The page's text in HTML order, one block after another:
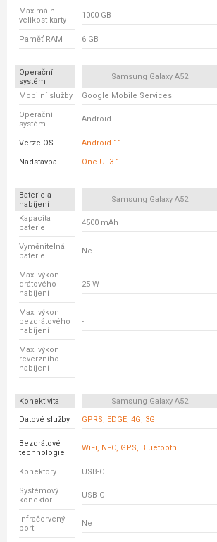
Maximální
velikost karty
1000 GB
Paměť RAM 6 GB
Operační
systém
Samsung Galaxy A52
Mobilní služby Google Mobile Services
Operační
systém
Android
Verze OS Android 11
Nadstavba One UI 3.1
Baterie a
nabíjení
Samsung Galaxy A52
Kapacita
baterie
4500 mAh
Vyměnitelná
baterie
Ne
Max. výkon
drátového
nabíjení
25 W
Max. výkon
bezdrátového
nabíjení
-
Max. výkon
reverzního
nabíjení
-
Konektivita Samsung Galaxy A52
Datové služby
GPRS, EDGE, 4G, 3G
Bezdrátové
technologie
WiFi, NFC, GPS, Bluetooth
Konektory USB-C
Systémový
konektor
USB-C
Infračervený
port
Ne